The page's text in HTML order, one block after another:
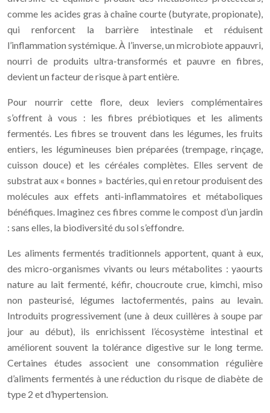
comme les acides gras à chaîne courte (butyrate, propionate),
qui renforcent la barrière intestinale et réduisent
l’inflammation systémique. À l’inverse, un microbiote appauvri,
nourri de produits ultra-transformés et pauvre en fibres,
devient un facteur de risque à part entière.
Pour nourrir cette flore, deux leviers complémentaires
s’offrent à vous : les fibres prébiotiques et les aliments
fermentés. Les fibres se trouvent dans les légumes, les fruits
entiers, les légumineuses bien préparées (trempage, rinçage,
cuisson douce) et les céréales complètes. Elles servent de
substrat aux « bonnes » bactéries, qui en retour produisent des
molécules aux effets anti-inflammatoires et métaboliques
bénéfiques. Imaginez ces fibres comme le compost d’un jardin
: sans elles, la biodiversité du sol s’effondre.
Les aliments fermentés traditionnels apportent, quant à eux,
des micro-organismes vivants ou leurs métabolites : yaourts
nature au lait fermenté, kéfir, choucroute crue, kimchi, miso
non pasteurisé, légumes lactofermentés, pains au levain.
Introduits progressivement (une à deux cuillères à soupe par
jour au début), ils enrichissent l’écosystème intestinal et
améliorent souvent la tolérance digestive sur le long terme.
Certaines études associent une consommation régulière
d’aliments fermentés à une réduction du risque de diabète de
type 2 et d’hypertension.